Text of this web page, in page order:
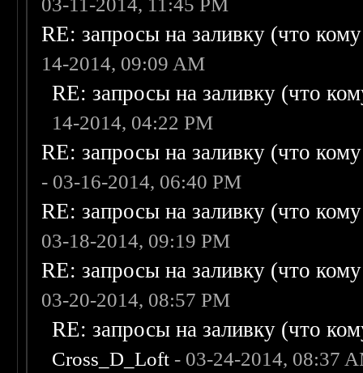
03-11-2014, 11:45 PM
RE: запросы на заливку (что
14-2014, 09:09 AM
RE: запросы на заливку (что
14-2014, 04:22 PM
RE: запросы на заливку (что
- 03-16-2014, 06:40 PM
RE: запросы на заливку (что
03-18-2014, 09:19 PM
RE: запросы на заливку (что
03-20-2014, 08:57 PM
RE: запросы на заливку (что
Cross_D_Loft - 03-24-2014, 08:37